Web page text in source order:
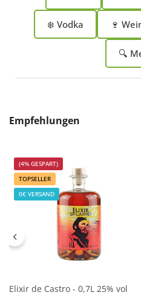
❄️ Vodka 🍷
🔍
Produktgalerie überspringen
Empfehlungen
(4% GESPART)
TOPSELLER
0€ VERSAND
Elixir de Castro - 0,7L 25% vol